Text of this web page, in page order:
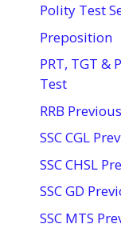
Polity Test
Preposition
PRT, TGT &
Test
RRB
SSC CGL
SSC CHSL
SSC GD
SSC MTS